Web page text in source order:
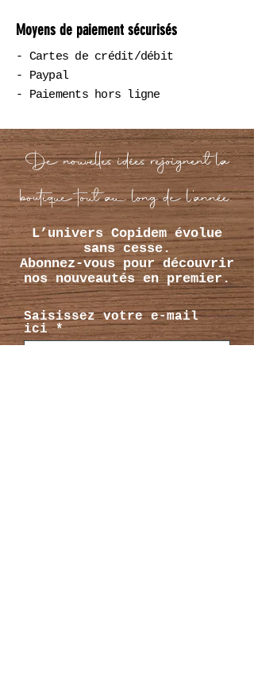
Moyens de paiement sécurisés
- Cartes de crédit/débit
- Paypal
- Paiements hors ligne
De nouvelles idées rejoignent la
boutique tout au long de l’année.
L’univers Copidem évolue
sans cesse.
Abonnez-vous pour découvrir
nos nouveautés en premier.
Saisissez votre e-mail
ici